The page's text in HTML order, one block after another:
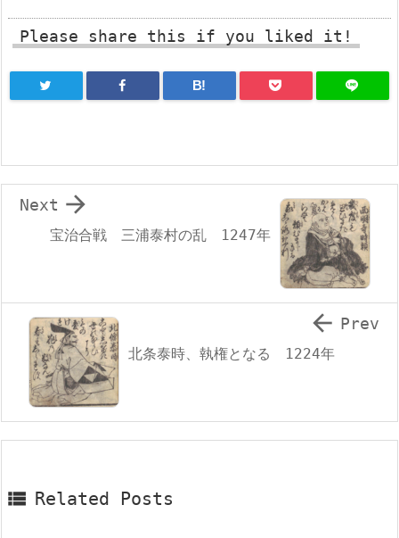
Please share this if you liked it!
B!
宝治合戦 三浦泰村の乱 1247年

Next
北条泰時、執権となる 1224年
 Prev
 Related Posts